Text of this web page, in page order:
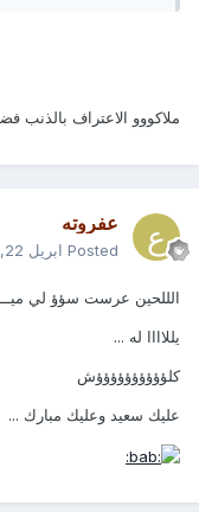
ملاكووو الاعتراف بالذنب
عفروته
Posted ابريل 22, 2008
الللحين عرست سؤؤ لي
يللاااا له ...
كلؤؤؤؤؤؤؤؤؤؤش
عليك سعيد وعليك مبارك ...